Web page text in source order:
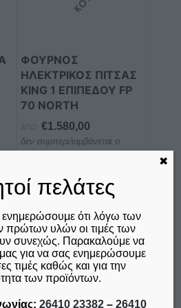
ΦΟΥΡΝΟΣ
ΗΛΕΚΤΡΙΚΟΣ ΠΙΤΣΑΣ
KING 1 ΕΠΙΠΕΔΟΥ FP
70 NORTH
ΑΠΌ: €1.580,00
δεν συμπεριλαμβάνεται ο
Προσθήκη στο καλάθι
Σύγκριση
Αυτό
πελάτες
ότι λόγω των
πρώτων υλών οι τιμές των
συνεχώς. Παρακαλούμε να
μας για να σας ενημερώσουμε
τιμές καθώς και για την
των προϊόντων.
26410 23382 – 26410
✖